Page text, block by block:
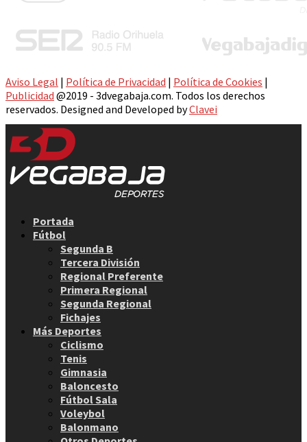
Aviso Legal | Política de Privacidad | Política de Cookies |
Publicidad @2019 - 3dvegabaja.com. Todos los derechos
reservados. Designed and Developed byClavei
Portada
Fútbol
Segunda B
Tercera División
Regional Preferente
Primera Regional
Segunda Regional
Fichajes
Más Deportes
Ciclismo
Tenis
Gimnasia
Baloncesto
Fútbol Sala
Voleybol
Balonmano